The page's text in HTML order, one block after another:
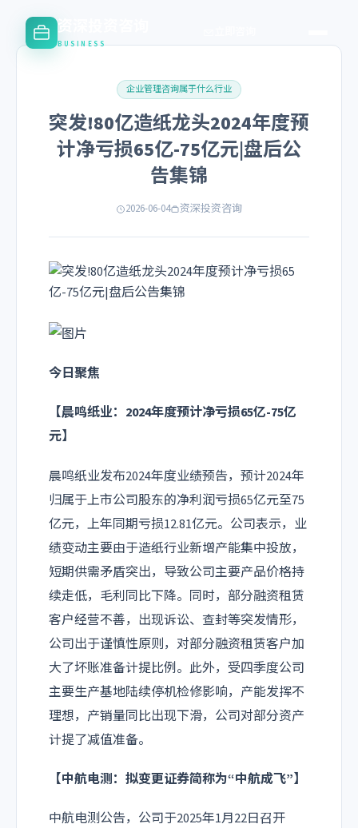
资深投资咨询
BUSINESS
企业管理咨询属于什么行业
突发!80亿造纸龙头2024年度预
计净亏损65亿-75亿元|盘后公
告集锦
2026-06-04 资深投资咨询
今日聚焦
【晨鸣纸业：2024年度预计净亏损65亿-75亿
元】
晨鸣纸业发布2024年度业绩预告，预计2024年
归属于上市公司股东的净利润亏损65亿元至75
亿元，上年同期亏损12.81亿元。公司表示，业
绩变动主要由于造纸行业新增产能集中投放，
短期供需矛盾突出，导致公司主要产品价格持
续走低，毛利同比下降。同时，部分融资租赁
客户经营不善，出现诉讼、查封等突发情形，
公司出于谨慎性原则，对部分融资租赁客户加
大了坏账准备计提比例。此外，受四季度公司
主要生产基地陆续停机检修影响，产能发挥不
理想，产销量同比出现下滑，公司对部分资产
计提了减值准备。
【中航电测：拟变更证券简称为“中航成飞”】
中航电测公告，公司于2025年1月22日召开